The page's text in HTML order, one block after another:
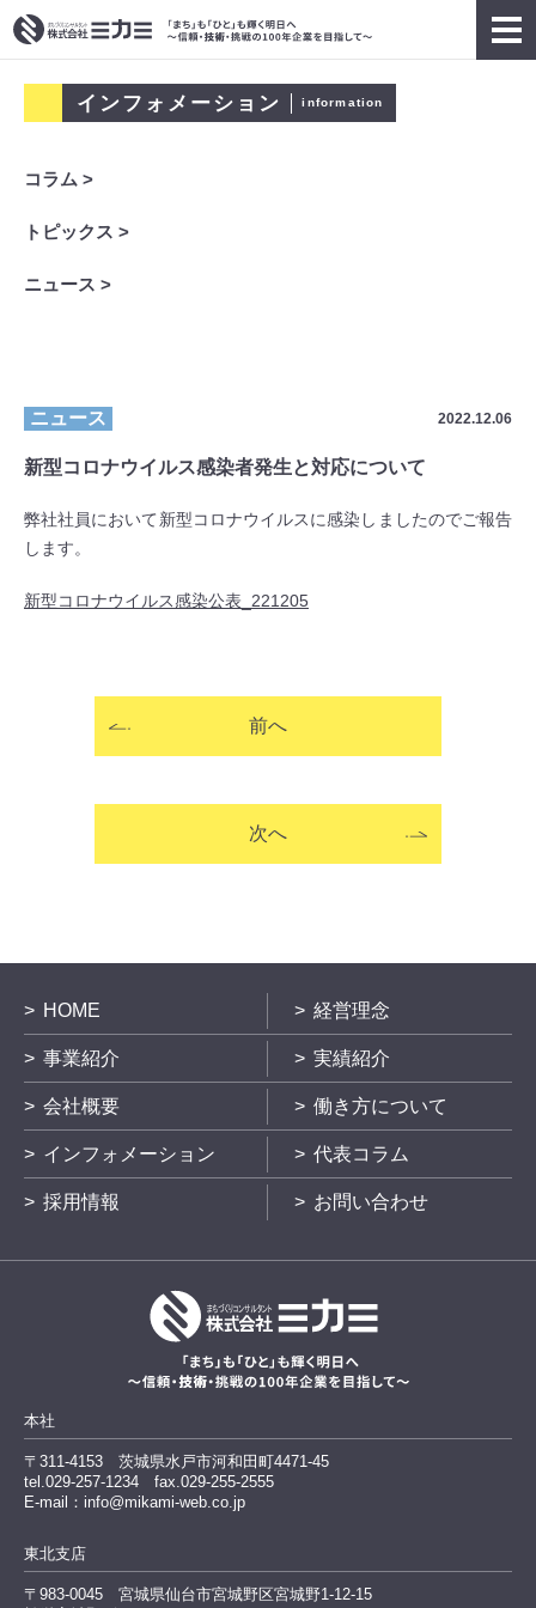
インフォメーション information
コラム >
トピックス >
ニュース >
ニュース 2022.12.06
新型コロナウイルス感染者発生と対応について
弊社社員において新型コロナウイルスに感染しましたのでご報告
します。
新型コロナウイルス感染公表_221205
前へ
次へ
HOME 経営理念
事業紹介 実績紹介
会社概要 働き方について
インフォメーション 代表コラム
採用情報 お問い合わせ
本社
〒311-4153 茨城県水戸市河和田町4471-45
tel.029-257-1234 fax.029-255-2555
E-mail：info@mikami-web.co.jp
東北支店
〒983-0045 宮城県仙台市宮城野区宮城野1-12-15